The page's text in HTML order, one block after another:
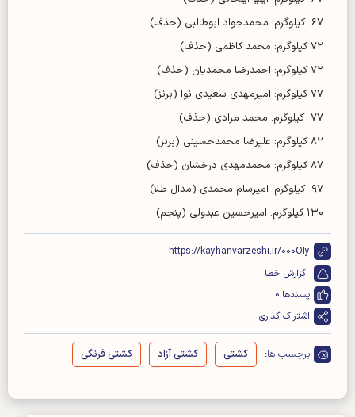
۶۷ کیلوگرم: محمدجواد ابوطالبی (حذف)
۷۲ کیلوگرم: محمد کاظمی (حذف)
۷۲ کیلوگرم: احمدرضا محمدیان (حذف)
۷۷ کیلوگرم: امیرمهدی سعیدی نوا (برنز)
۷۷ کیلوگرم: محمد مرادی (حذف)
۸۲ کیلوگرم: علیرضا محمدحسینی (برنز)
۸۷ کیلوگرم: محمدمهدی درخشان (حذف)
۹۷ کیلوگرم: امیرسام محمدی (مدال طلا)
۱۳۰ کیلوگرم: امیرحسین عبدولی (پنجم)
https://kayhanvarzeshi.ir/000OIy
گزارش خطا
پسندها:0
اشتراک گذاری
برچسب ها: کشتی کشتی آزاد کشتی فرنگی